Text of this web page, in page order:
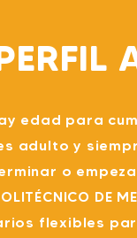
edad para
adulto y
o
DE
flexibles